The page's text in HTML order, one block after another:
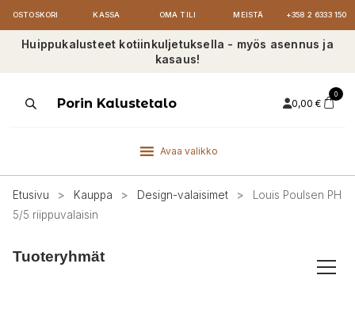
OSTOSKORI KASSA OMA TILI MEISTÄ +358 2 6333 150
Huippukalusteet kotiinkuljetuksella - myös asennus ja
kasaus!
ProductsPorin Kalustetalo 0,00 €
0
Avaa valikko
Etusivu > Kauppa > Design-valaisimet >
Louis Poulsen PH
5/5 riippuvalaisin
Tuoteryhmät